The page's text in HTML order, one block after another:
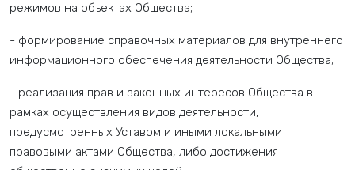
режимов на объектах Общества;
- формирование справочных материалов для внутреннего
информационного обеспечения деятельности Общества;
- реализация прав и законных интересов Общества в
рамках осуществления видов деятельности,
предусмотренных Уставом и иными локальными
правовыми актами Общества, либо достижения